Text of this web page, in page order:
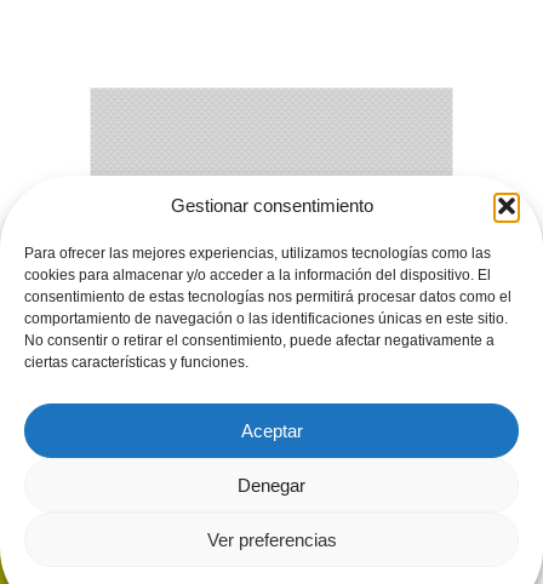
Gestionar consentimiento
Para ofrecer las mejores experiencias, utilizamos tecnologías como las
cookies para almacenar y/o acceder a la información del dispositivo. El
consentimiento de estas tecnologías nos permitirá procesar datos como el
comportamiento de navegación o las identificaciones únicas en este sitio.
No consentir o retirar el consentimiento, puede afectar negativamente a
ciertas características y funciones.
Aceptar
Denegar
Ver preferencias
Apartamentos El Mirador de Limés. -
Teléfono: (+34) 985 810 373 | (+34) 626 57
52 67
Limés - 33800 Cangas del Narcea - Asturias
- Spain
reservas@elmiradordelimes.com
Política de Privacidad|